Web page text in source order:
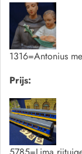
1316=Antonius
Prijs: